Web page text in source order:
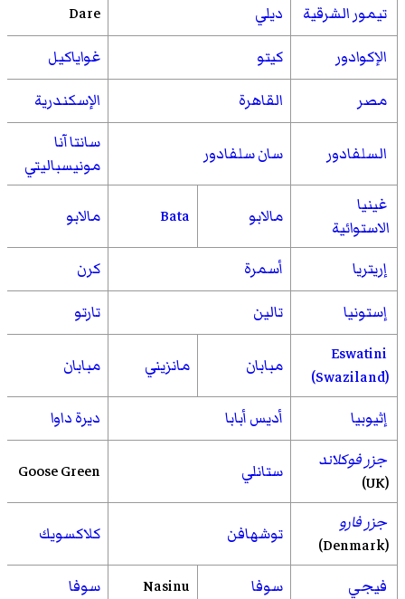
تيمور الشرقية
ديلي
Dare
الإكوادور
كيتو
غواياكيل
مصر
القاهرة الإسكندرية
السلفادور سان سلفادور
سانتا آنا
مونيسباليتي
غينيا
الاستوائية
مالابو Bata مالابو
إريتريا أسمرة
كرن
إستونيا
تالين
تارتو
Eswatini
(Swaziland)
مبابان مانزيني مبابان
إثيوبيا أديس أبابا
ديرة داوا
جزر فوكلاند
(UK)
ستانلي Goose Green
جزر فارو
(Denmark)
توشهافن كلاكسويك
فيجي سوفا Nasinu سوفا